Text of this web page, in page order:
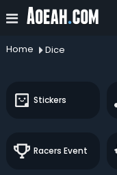
Home Dice
Stickers
Racers Event